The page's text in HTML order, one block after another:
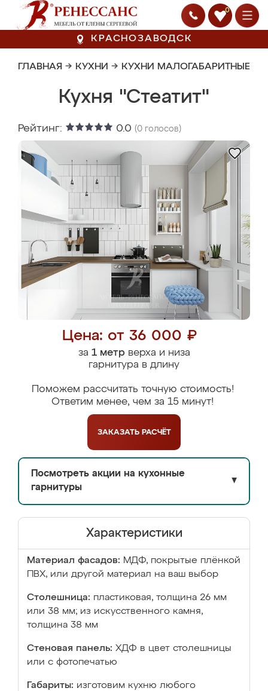
0
КРАСНОЗАВОДСК
ГЛАВНАЯ → КУХНИ → КУХНИ МАЛОГАБАРИТНЫЕ
Кухня "Стеатит"
Рейтинг: 0.0 (0 голосов)
Цена: от 36 000 ₽
за 1 метрверха и низа
гарнитура в длину
Поможем рассчитать точную стоимость!
Ответим менее, чем за 15 минут!
ЗАКАЗАТЬ РАСЧЁТ
Посмотреть акции на кухонные
гарнитуры
▼
Характеристики
Материал фасадов: МДФ, покрытые плёнкой
ПВХ, или другой материал на ваш выбор
Столешница: пластиковая, толщина 26 мм
или 38 мм; из искусственного камня,
толщина 38 мм
Стеновая панель: ХДФ в цвет столешницы
или с фотопечатью
Габариты: изготовим кухню любого